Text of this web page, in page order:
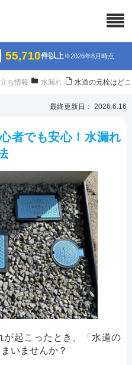
55,710件以上※2026年8月時点
ち情報 水漏れ 水道の元栓はど
最終更新日： 2026.6.16
者でも安心！水漏れ
起こったとき、「水道の
いませんか？